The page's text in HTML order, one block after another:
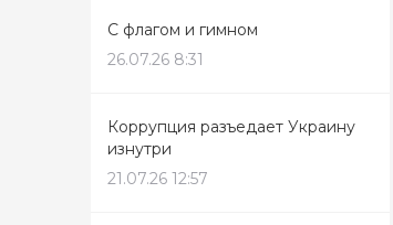
С флагом и гимном
26.07.26 8:31
Коррупция разъедает Украину
изнутри
21.07.26 12:57